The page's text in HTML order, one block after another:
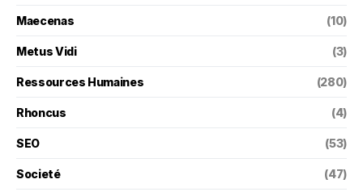
Maecenas (10)
Metus Vidi (3)
Ressources Humaines (280)
Rhoncus (4)
SEO (53)
Societé (47)